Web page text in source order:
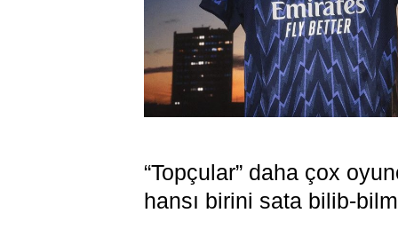
“Topçular” daha çox
hansı birini sata bilib-